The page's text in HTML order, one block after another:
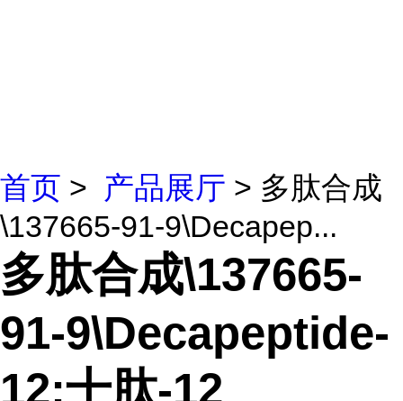
首页 > 产品展厅 > 多肽合成
\137665-91-9\Decapep...
多肽合成\137665-
91-9\Decapeptide-
12;十肽-12